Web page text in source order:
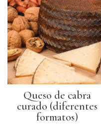
Queso de cabra
curado (diferentes
formatos)